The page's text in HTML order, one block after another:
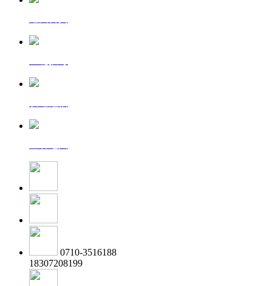
0710-3516188
18307208199